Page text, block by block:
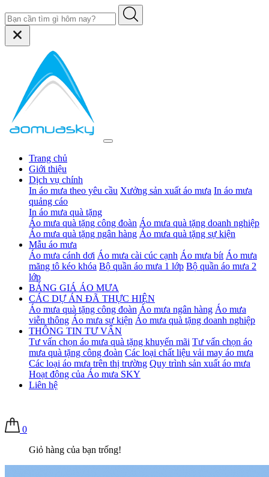
Trang chủ
Giới thiệu
Dịch vụ chính
In áo mưa theo yêu cầu Xưởng sản xuất áo mưa In áo mưa
quảng cáo
In áo mưa quà tặng
Áo mưa quà tặng công đoàn Áo mưa quà tặng doanh nghiệp
Áo mưa quà tặng ngân hàng Áo mưa quà tặng sự kiện
Mẫu áo mưa
Áo mưa cánh dơi Áo mưa cài cúc cạnh Áo mưa bít Áo mưa
măng tô kéo khóa Bộ quần áo mưa 1 lớp Bộ quần áo mưa 2
lớp
BẢNG GIÁ ÁO MƯA
CÁC DỰ ÁN ĐÃ THỰC HIỆN
Áo mưa quà tặng công đoàn Áo mưa ngân hàng Áo mưa
viễn thông Áo mưa sự kiện Áo mưa quà tặng doanh nghiệp
THÔNG TIN TƯ VẤN
Tư vấn chọn áo mưa quà tặng khuyến mãi Tư vấn chọn áo
mưa quà tặng công đoàn Các loại chất liệu vải may áo mưa
Các loại áo mưa trên thị trường Quy trình sản xuất áo mưa
Hoạt động của Áo mưa SKY
Liên hệ
0
Giỏ hàng của bạn trống!